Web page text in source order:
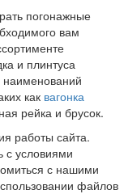
погонажные
вам
и плинтуса
наименований
как вагонка
рейка и брусок.
работы сайта.
с условиями
с нашими
файлов